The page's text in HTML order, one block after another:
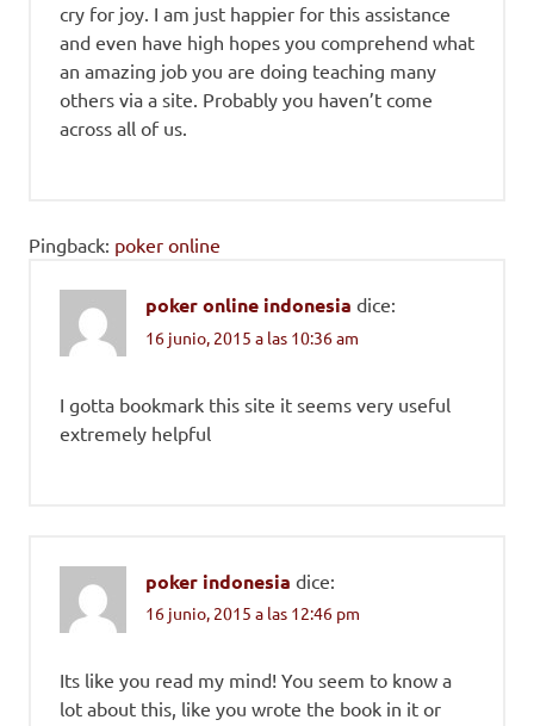
cry for joy. I am just happier for this assistance
and even have high hopes you comprehend what
an amazing job you are doing teaching many
others via a site. Probably you haven’t come
across all of us.
Pingback: poker online
poker online indonesia dice:
16 junio, 2015 a las 10:36 am
I gotta bookmark this site it seems very useful
extremely helpful
poker indonesia dice:
16 junio, 2015 a las 12:46 pm
Its like you read my mind! You seem to know a
lot about this, like you wrote the book in it or